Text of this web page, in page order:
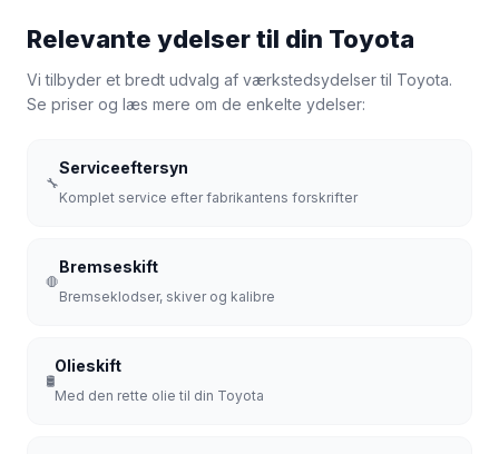
Relevante ydelser til din Toyota
Vi tilbyder et bredt udvalg af værkstedsydelser til Toyota.
Se priser og læs mere om de enkelte ydelser:
🔧
Serviceeftersyn
Komplet service efter fabrikantens forskrifter
🛑
Bremseskift
Bremseklodser, skiver og kalibre
🛢️
Olieskift
Med den rette olie til din Toyota